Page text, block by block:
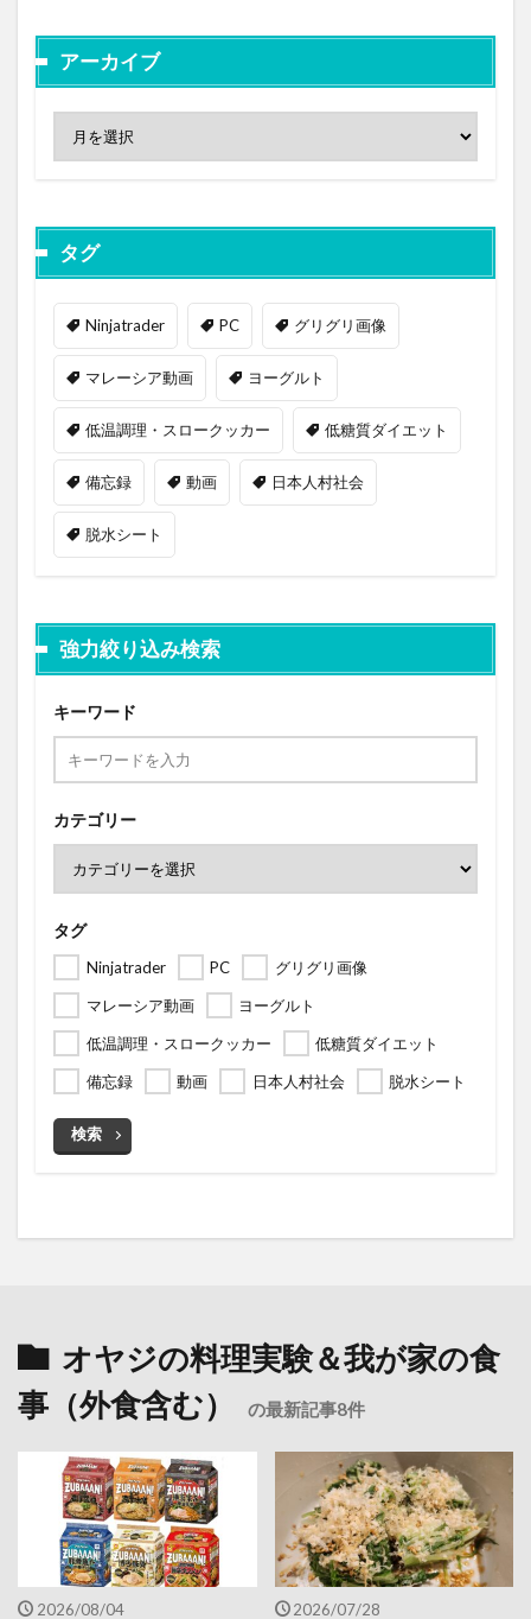
アーカイブ
タグ
Ninjatrader PC グリグリ画像
マレーシア動画 ヨーグルト
低温調理・スロークッカー 低糖質ダイエット
備忘録 動画 日本人村社会
脱水シート
強力絞り込み検索
キーワード
カテゴリー
タグ
Ninjatrader PC
グリグリ画像
マレーシア動画
ヨーグルト
低温調理・スロークッカー
低糖質ダイエット
備忘録
動画 日本人村社会 脱水シート
検索
オヤジの料理実験＆我が家の食
事（外食含む）
の最新記事8件
2026/08/04 2026/07/28